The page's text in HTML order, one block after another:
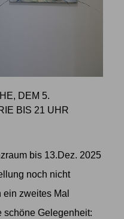
DEM 5.
BIS 21 UHR
bis 13.Dez. 2025
noch nicht
zweites Mal
schöne Gelegenheit: